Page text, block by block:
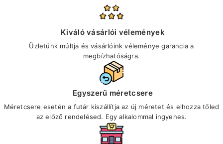
Kiváló vásárlói vélemények
Üzletünk múltja és vásárlóink véleménye garancia a
megbízhatóságra.
Egyszerű méretcsere
Méretcsere esetén a futár kiszállítja az új méretet és elhozza tőled
az előző rendelésed. Egy alkalommal ingyenes.